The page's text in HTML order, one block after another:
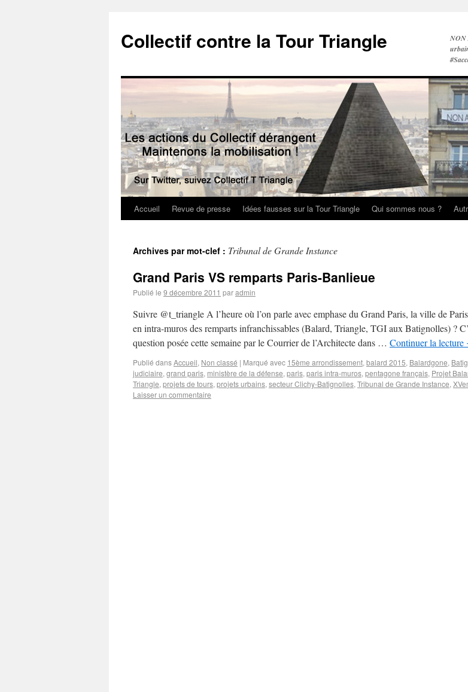
Collectif contre la Tour Triangle
NON
Accueil Revue de presse Idées fausses sur la Tour Triangle Qui sommes nous ?
Archives par mot-clef : Tribunal de Grande Instance
Grand Paris VS remparts Paris-Banlieue
Publié le 9 décembre 2011 paradmin
Suivre @t_triangle A l’heure où l’on parle avec emphase du Grand Paris, la ville de
en intra-muros des remparts infranchissables (Balard, Triangle, TGI aux Batignolles) ?
question posée cette semaine par le Courrier de l’Architecte dans … Continuer la lecture
Publié dansAccueil, Non classé | Marqué avec 15ème arrondissement, balard 2015, Balardgone,
judiciaire, grand paris, ministère de la défense, paris, paris intra-muros, pentagone français, Projet
Triangle, projets de tours, projets urbains, secteur Clichy-Batignolles, Tribunal de Grande Instance,
Laisser un commentaire